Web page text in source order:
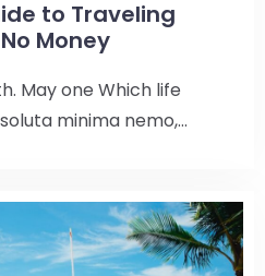
to Traveling
Money
May one Which life
minima nemo,…